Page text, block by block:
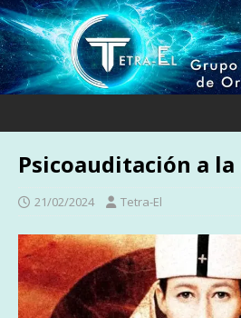
Psicoauditación a la
21/02/2024 Tetra-El